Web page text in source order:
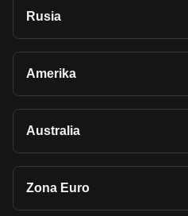
Rusia
Amerika
Australia
Zona Euro